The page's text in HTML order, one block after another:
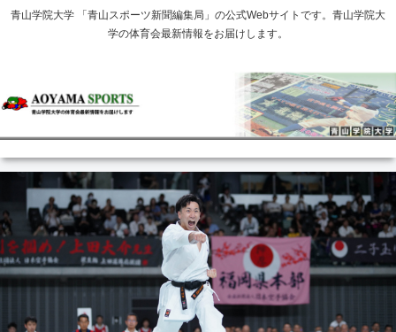
青山学院大学 「青山スポーツ新聞編集局」の公式Webサイトです。青山学院大
学の体育会最新情報をお届けします。